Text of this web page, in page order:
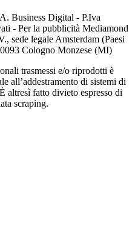
Business Digital - P.Iva
- Per la pubblicità Mediamond
sede legale Amsterdam (Paesi
Cologno Monzese (MI)
trasmessi e/o riprodotti è
all’addestramento di sistemi di
altresì fatto divieto espresso di
scraping.